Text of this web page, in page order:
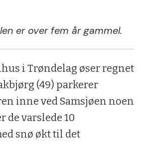
er over fem år gammel.
i Trøndelag øser regnet
(49) parkerer
inne ved Samsjøen noen
de varslede 10
snø økt til det